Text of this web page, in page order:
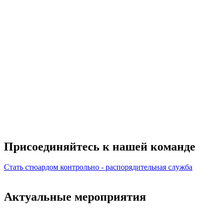
Присоединяйтесь к нашей команде
Стать стюардом контрольно - распорядительная служба
Актуальные мероприятия